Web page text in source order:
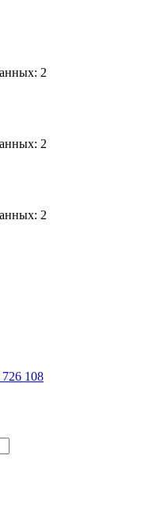
2
2
2
108